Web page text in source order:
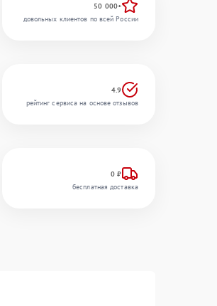
50 000+
довольных клиентов по всей России
4.9
рейтинг сервиса на основе отзывов
0 ₽
бесплатная доставка